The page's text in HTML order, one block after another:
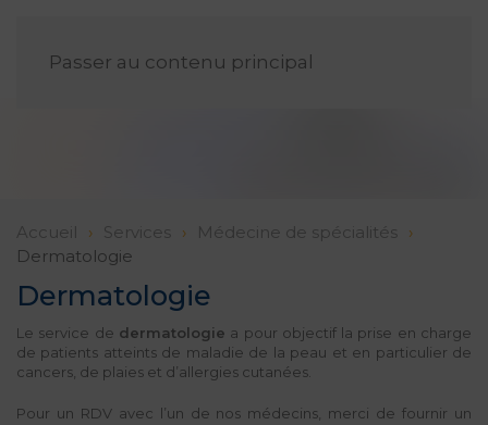
Passer au contenu principal
Accueil Services
Médecine de spécialités
Dermatologie
Dermatologie
Le service de dermatologie a pour objectif la prise en charge
de patients atteints de maladie de la peau et en particulier de
cancers, de plaies et d’allergies cutanées.
Pour un RDV avec l’un de nos médecins, merci de fournir un